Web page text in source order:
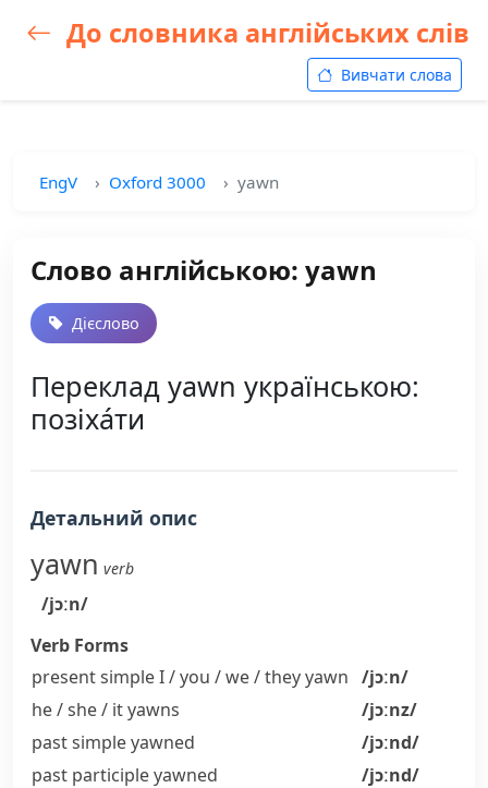
До словника англійських слів
Вивчати слова
EngV Oxford 3000 yawn
Слово англійською: yawn
Дієслово
Переклад yawn українською:
позіха́ти
Детальний опис
yawn verb
/jɔːn/
Verb Forms
present simple I / you / we / theyyawn /jɔːn/
he / she / ityawns
/jɔːnz/
past simpleyawned
/jɔːnd/
past participleyawned
/jɔːnd/